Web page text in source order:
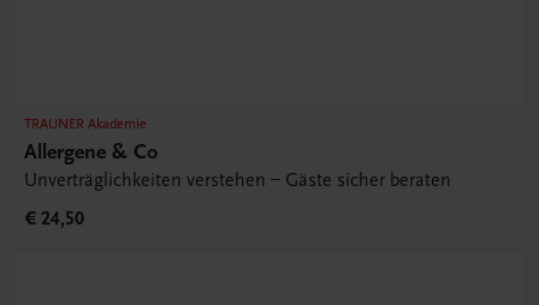
TRAUNER Akademie
Allergene & Co
Unverträglichkeiten verstehen – Gäste sicher beraten
€ 24,50